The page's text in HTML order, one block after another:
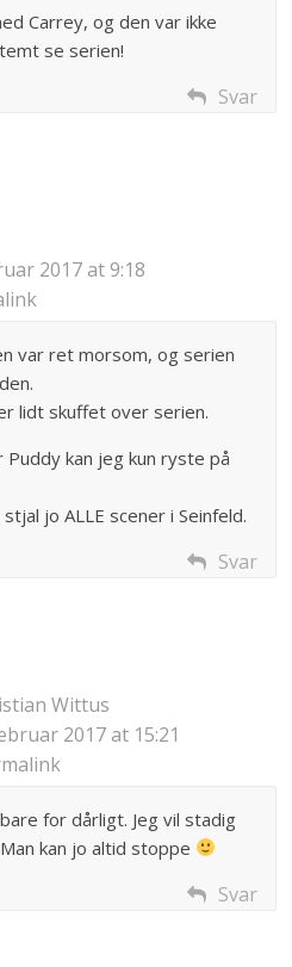
Carrey, og den var ikke
se serien!
Svar
2017 at 9:18
var ret morsom, og serien
lidt skuffet over serien.
Puddy kan jeg kun ryste på
jo ALLE scener i Seinfeld.
Svar
Wittus
2017 at 15:21
for dårligt. Jeg vil stadig
kan jo altid stoppe
Svar